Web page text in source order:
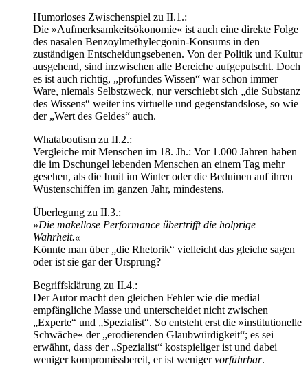
Humorloses Zwischenspiel zu II.1.:
Die »Aufmerksamkeitsökonomie« ist auch eine direkte Folge
des nasalen Benzoylmethylecgonin-Konsums in den
zuständigen Entscheidungsebenen. Von der Politik und Kultur
ausgehend, sind inzwischen alle Bereiche aufgeputscht. Doch
es ist auch richtig, „profundes Wissen“ war schon immer
Ware, niemals Selbstzweck, nur verschiebt sich „die Substanz
des Wissens“ weiter ins virtuelle und gegenstandslose, so wie
der „Wert des Geldes“ auch.
Whataboutism zu II.2.:
Vergleiche mit Menschen im 18. Jh.: Vor 1.000 Jahren haben
die im Dschungel lebenden Menschen an einem Tag mehr
gesehen, als die Inuit im Winter oder die Beduinen auf ihren
Wüstenschiffen im ganzen Jahr, mindestens.
Überlegung zu II.3.:
»Die makellose Performance übertrifft die holprige
Wahrheit.«
Könnte man über „die Rhetorik“ vielleicht das gleiche sagen
oder ist sie gar der Ursprung?
Begriffsklärung zu II.4.:
Der Autor macht den gleichen Fehler wie die medial
empfängliche Masse und unterscheidet nicht zwischen
„Experte“ und „Spezialist“. So entsteht erst die »institutionelle
Schwäche« der „erodierenden Glaubwürdigkeit“; es sei
erwähnt, dass der „Spezialist“ kostspieliger ist und dabei
weniger kompromissbereit, er ist wenigervorführbar.